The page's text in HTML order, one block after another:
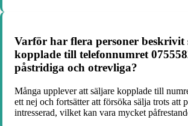
Varför har flera personer beskrivit
kopplade till telefonnumret
påstridiga och otrevliga?
Många upplever att säljare kopplade till
ett nej och fortsätter att försöka sälja trots att
intresserad, vilket kan vara mycket